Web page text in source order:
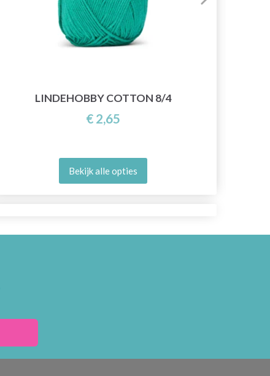
LINDEHOBBY COTTON 8/4
€ 2,65
Bekijk alle opties